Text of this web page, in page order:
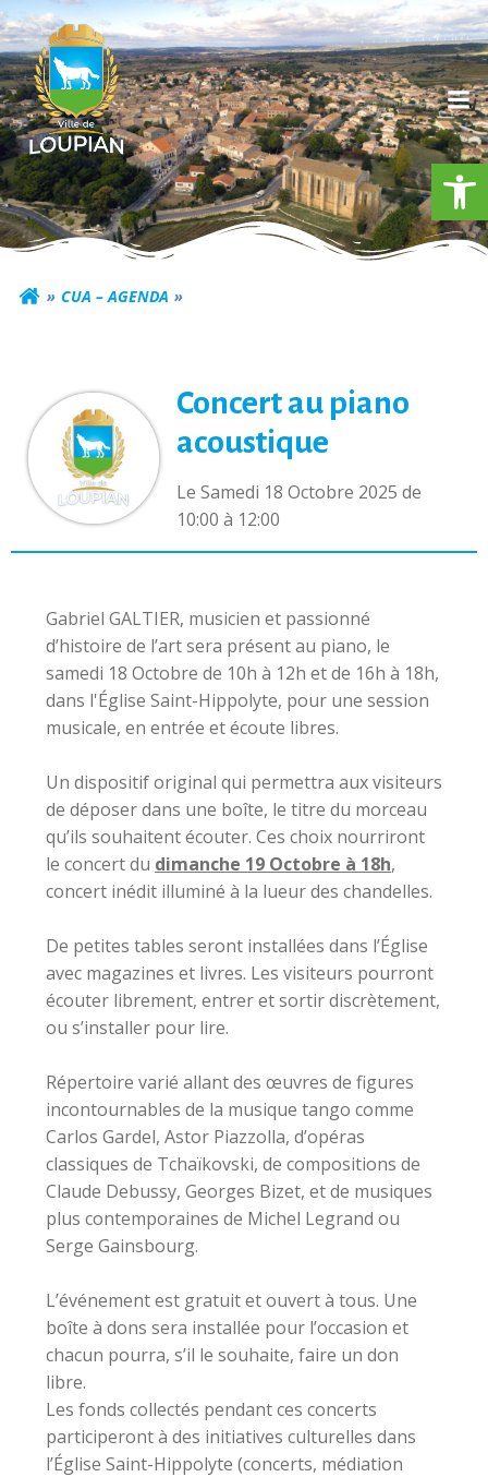
Aller
au
contenu
Commune de
CUA – AGENDA
Concert au piano
acoustique
Le Samedi 18 Octobre 2025 de
10:00 à 12:00
Gabriel GALTIER, musicien et passionné
d’histoire de l’art sera présent au piano, le
samedi 18 Octobre de 10h à 12h et de 16h à 18h,
dans l'Église Saint-Hippolyte, pour une session
musicale, en entrée et écoute libres.
Un dispositif original qui permettra aux visiteurs
de déposer dans une boîte, le titre du morceau
qu’ils souhaitent écouter. Ces choix nourriront
le concert du dimanche 19 Octobre à 18h,
concert inédit illuminé à la lueur des chandelles.
De petites tables seront installées dans l’Église
avec magazines et livres. Les visiteurs pourront
écouter librement, entrer et sortir discrètement,
ou s’installer pour lire.
Répertoire varié allant des œuvres de figures
incontournables de la musique tango comme
Carlos Gardel, Astor Piazzolla, d’opéras
classiques de Tchaïkovski, de compositions de
Claude Debussy, Georges Bizet, et de musiques
plus contemporaines de Michel Legrand ou
Serge Gainsbourg.
L’événement est gratuit et ouvert à tous. Une
boîte à dons sera installée pour l’occasion et
chacun pourra, s’il le souhaite, faire un don
libre.
Les fonds collectés pendant ces concerts
participeront à des initiatives culturelles dans
l’Église Saint-Hippolyte (concerts, médiation